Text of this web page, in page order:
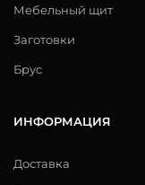
Мебельный щит
Заготовки
Брус
ИНФОРМАЦИЯ
Доставка